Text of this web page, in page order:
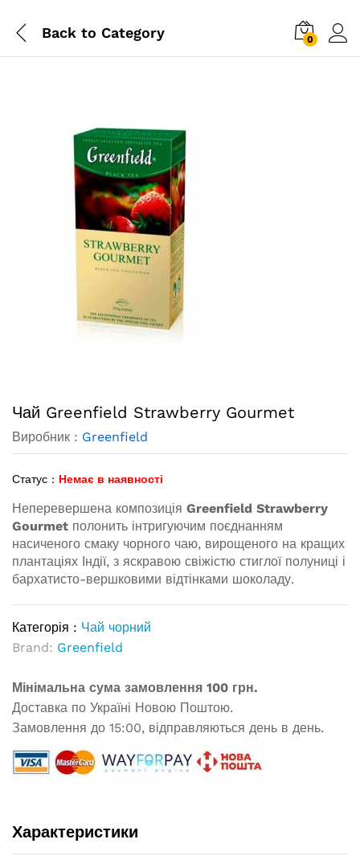
Back to Category 0
Чай Greenfield Strawberry Gourmet
Виробник : Greenfield
Статус : Немає в наявності
Неперевершена композиція Greenfield Strawberry
Gourmet полонить інтригуючим поєднанням
насиченого смаку чорного чаю, вирощеного на кращих
плантаціях Індії, з яскравою свіжістю стиглої полуниці і
бархатисто-вершковими відтінками шоколаду.
Категорія : Чай чорний
Brand: Greenfield
Мінімальна сума замовлення 100 грн.
Доставка по Україні Новою Поштою.
Замовлення до 15:00, відправляються день в день.
Характеристики